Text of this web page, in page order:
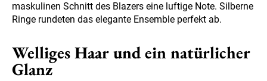
maskulinen Schnitt des Blazers eine luftige Note. Silberne
Ringe rundeten das elegante Ensemble perfekt ab.
Welliges Haar und ein natürlicher
Glanz